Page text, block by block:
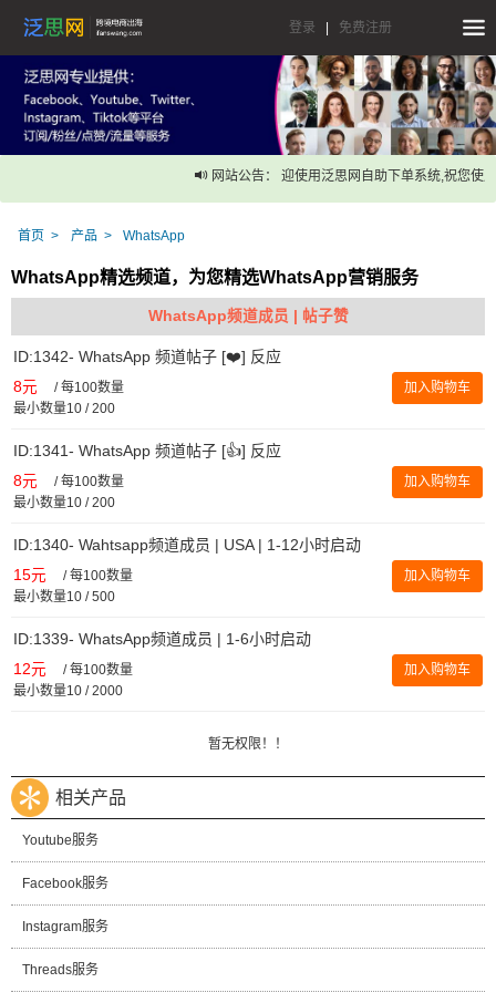
登录 免费注册
网站公告： 迎使用泛思网自助下单系统,祝您使用
首页 产品 WhatsApp
WhatsApp精选频道，为您精选WhatsApp营销服务
WhatsApp频道成员 | 帖子赞
ID:1342- WhatsApp 频道帖子 [❤️] 反应
8元 /每100数量
最小数量10 / 200
加入购物车
ID:1341- WhatsApp 频道帖子 [👍] 反应
8元 /每100数量
最小数量10 / 200
加入购物车
ID:1340- Wahtsapp频道成员 | USA | 1-12小时启动
15元 /每100数量
最小数量10 / 500
加入购物车
ID:1339- WhatsApp频道成员 | 1-6小时启动
12元 /每100数量
最小数量10 / 2000
加入购物车
暂无权限！！
相关产品
Youtube服务
Facebook服务
Instagram服务
Threads服务